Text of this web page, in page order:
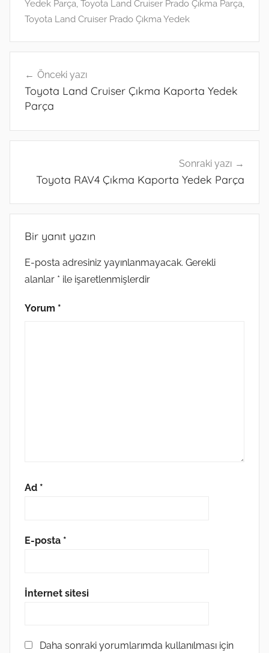
m
Yedek Parça, Toyota Land Cruiser Prado Çıkma Parça,
Toyota Land Cruiser Prado Çıkma Yedek
gezinmesi
Önceki yazı
Toyota Land Cruiser Çıkma Kaporta Yedek
Parça
Sonraki yazı
Toyota RAV4 Çıkma Kaporta Yedek Parça
Bir yanıt yazın
E-posta adresiniz yayınlanmayacak. Gerekli
alanlar * ile işaretlenmişlerdir
Yorum *
Ad *
E-posta *
İnternet sitesi
Daha sonraki yorumlarımda kullanılması için